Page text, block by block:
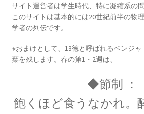
ジョゼフ・ブラッ
【Joseph Black_1728年4月16
ジョルダーノ・ブル
【宇宙の無限を説き異端審問
サイト運営者は学生時代、特に凝縮系の
このサイトは基本的には20世紀前半の物
学者の列伝です。
※おまけとして、13徳と呼ばれるベンジ
葉を残します。春の第1・2週は、
◆節制 ：
飽くほど食うなかれ。